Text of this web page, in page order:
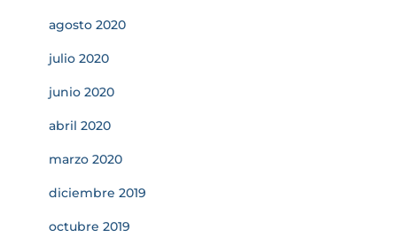
agosto 2020
julio 2020
junio 2020
abril 2020
marzo 2020
diciembre 2019
octubre 2019